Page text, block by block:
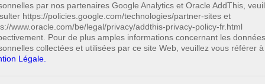
par nos partenaires Google Analytics et Oracle AddThis,
https://policies.google.com/technologies/partner-sites et
www.oracle.com/be/legal/privacy/addthis-privacy-policy-fr.html
Pour de plus amples informations concernant les données
collectées et utilisées par ce site Web, veuillez vous référer
Légale.
PRATIQUES
de la concurrence
recouvre l’ensemble des relations qu’entretient une
Quelles sont les pratiques anticoncurrentielles qui